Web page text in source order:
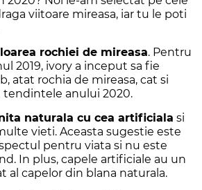
viitoare mireasa, iar tu le poti
rochiei de mireasa. Pentru
2019, ivory a inceput sa fie
atat rochia de mireasa, cat si
tendintele anului 2020.
naturala cu cea artificiala si
vieti. Aceasta sugestie este
pentru viata si nu este
In plus, capele artificiale au un
al capelor din blana naturala.